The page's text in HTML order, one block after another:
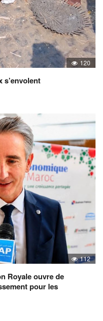
120
s’envolent
112
Royale ouvre de
pour les